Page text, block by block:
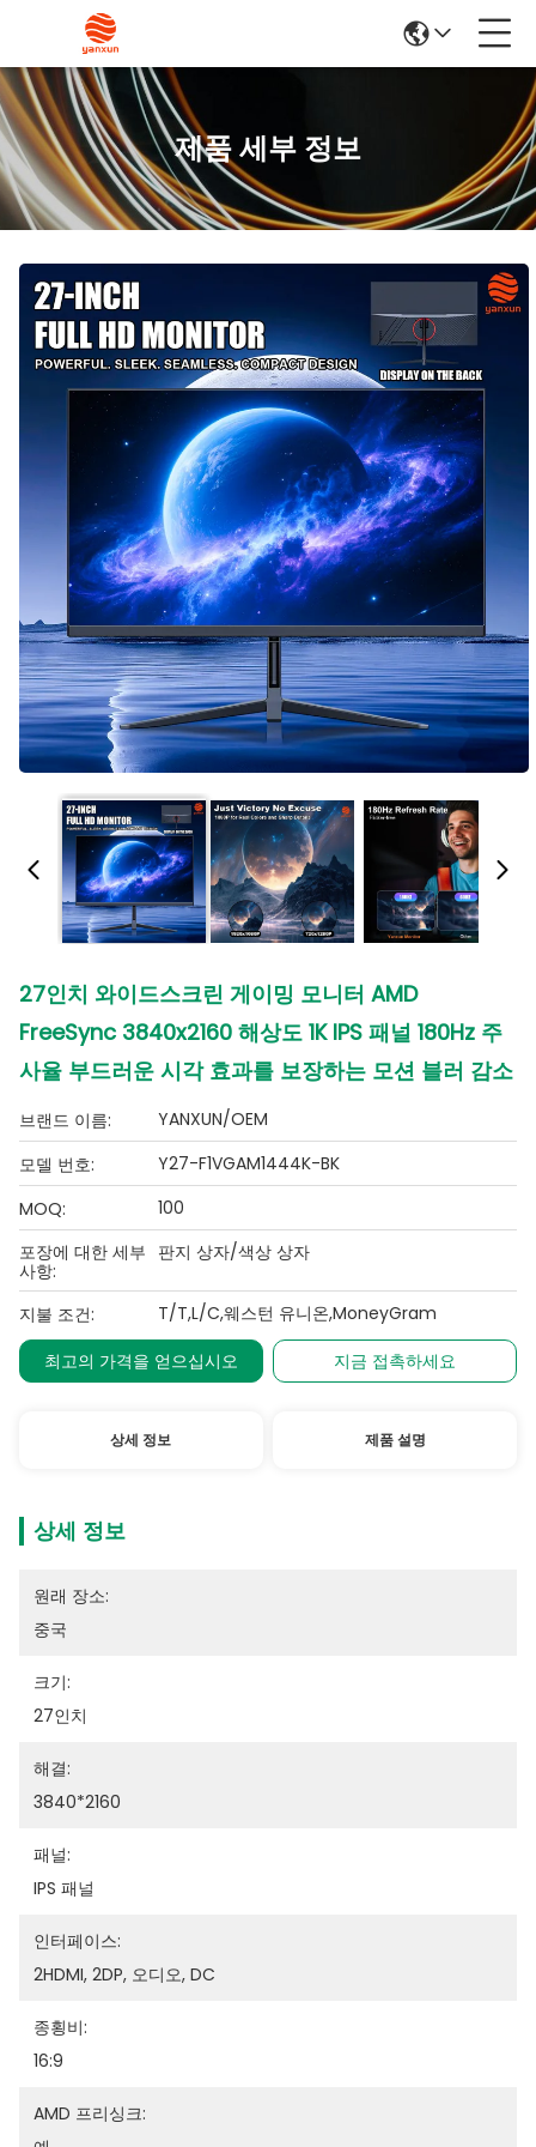
제품 세부 정보
27인치 와이드스크린 게이밍 모니터 AMD
FreeSync 3840x2160 해상도 1K IPS 패널 180Hz 주
사율 부드러운 시각 효과를 보장하는 모션 블러 감소
브랜드 이름:
YANXUN/OEM
모델 번호:
Y27-F1VGAM1444K-BK
MOQ:
100
포장에 대한 세부
사항:
판지 상자/색상 상자
지불 조건:
T/T,L/C,웨스턴 유니온,MoneyGram
최고의 가격을 얻으십시오
지금 접촉하세요
상세 정보 제품 설명
상세 정보
원래 장소:
중국
크기:
27인치
해결:
3840*2160
패널:
IPS 패널
인터페이스:
2HDMI, 2DP, 오디오, DC
종횡비:
16:9
AMD 프리싱크: